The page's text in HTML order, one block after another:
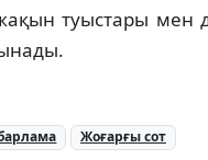
жақын туыстары
Жоғарғы сот